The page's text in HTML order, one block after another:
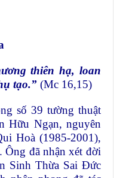
thiên hạ, loan
tạo.”(Mc 16,15)
số 39 tường thuật
Hữu Ngạn, nguyên
Hoà (1985-2001),
Ông đã nhận xét đời
Sinh Thừa Sai Đức